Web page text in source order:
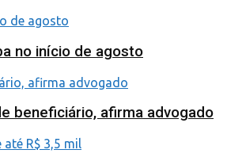
no início de agosto
beneficiário, afirma advogado